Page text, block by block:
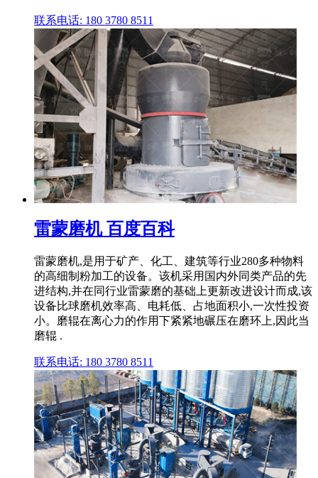
联系电话: 180 3780 8511
雷蒙磨机 百度百科
雷蒙磨机,是用于矿产、化工、建筑等行业280多种物料
的高细制粉加工的设备。该机采用国内外同类产品的先
进结构,并在同行业雷蒙磨的基础上更新改进设计而成,该
设备比球磨机效率高、电耗低、占地面积小,一次性投资
小。磨辊在离心力的作用下紧紧地碾压在磨环上,因此当
磨辊 .
联系电话: 180 3780 8511